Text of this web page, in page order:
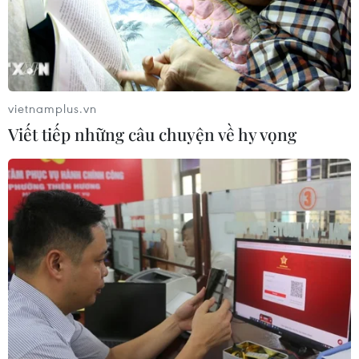
Ủy ban Quốc hội Iran thông qua
khung dự luật về an ninh Eo biển
Hormuz
09/08/2026 23:25
Iran: Khoảng lặng mong manh giữa
sức ép và ngoại giao
09/08/2026 22:09
Houthi tấn công dồn dập từ
nhiều hướng khiến 4 binh sĩ chính
phủ Yemen thiệt mạng
09/08/2026 16:11
vietnamplus.vn
Viết tiếp những câu chuyện về hy vọng